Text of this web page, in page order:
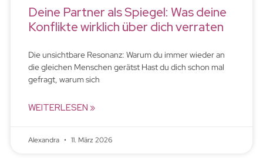
Deine Partner als Spiegel: Was deine
Konflikte wirklich über dich verraten
Die unsichtbare Resonanz: Warum du immer wieder an
die gleichen Menschen gerätst Hast du dich schon mal
gefragt, warum sich
WEITERLESEN »
Alexandra 11. März 2026